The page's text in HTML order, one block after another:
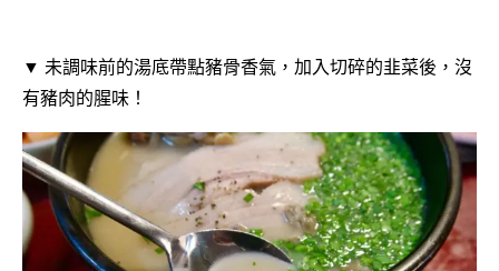
▼ 未調味前的湯底帶點豬骨香氣，加入切碎的韭菜後，沒
有豬肉的腥味！